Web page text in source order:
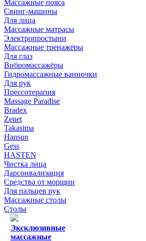
Массажные пояса
Свинг-машины
Для лица
Массажные матрасы
Электропростыни
Массажные тренажёры
Для глаз
Вибромассажёры
Гидромассажные ванночки
Для рук
Прессотерапия
Massage Paradise
Bradex
Zenet
Takasima
Hansun
Gess
HASTEN
Чистка лица
Дарсонвализация
Средства от морщин
Для пальцев рук
Массажные столы
Столы
Эксклюзивные
массажные